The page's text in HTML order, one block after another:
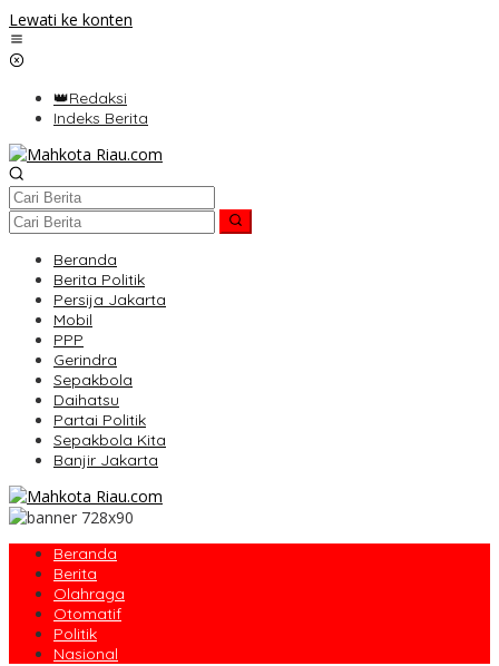
Lewati ke konten
👑Redaksi
Indeks Berita
Beranda
Berita Politik
Persija Jakarta
Mobil
PPP
Gerindra
Sepakbola
Daihatsu
Partai Politik
Sepakbola Kita
Banjir Jakarta
Beranda
Berita
Olahraga
Otomatif
Politik
Nasional